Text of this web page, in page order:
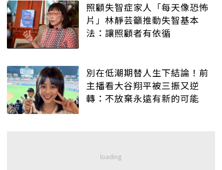
照顧失智症家人「每天像恐怖
片」林靜芸籲推動失智基本
法：讓照顧者有依循
別在低潮期替人生下結論！前
主播看大谷翔平被三振又逆
轉：不放棄永遠有新的可能